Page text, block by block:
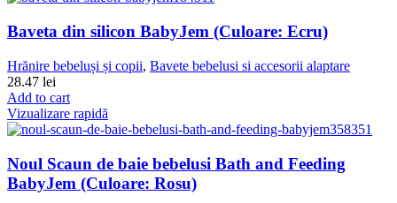
Baveta din silicon BabyJem (Culoare: Ecru)
Hrănire bebeluși și copii, Bavete bebelusi si accesorii alaptare
28.47 lei
Add to cart
Vizualizare rapidă
Noul Scaun de baie bebelusi Bath and Feeding
BabyJem (Culoare: Rosu)